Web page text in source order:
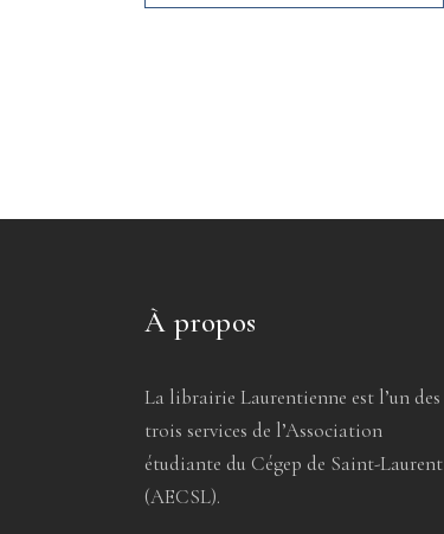
À propos
La librairie Laurentienne est l’un des
trois services de l’Association
étudiante du Cégep de Saint-Laurent
(AECSL).